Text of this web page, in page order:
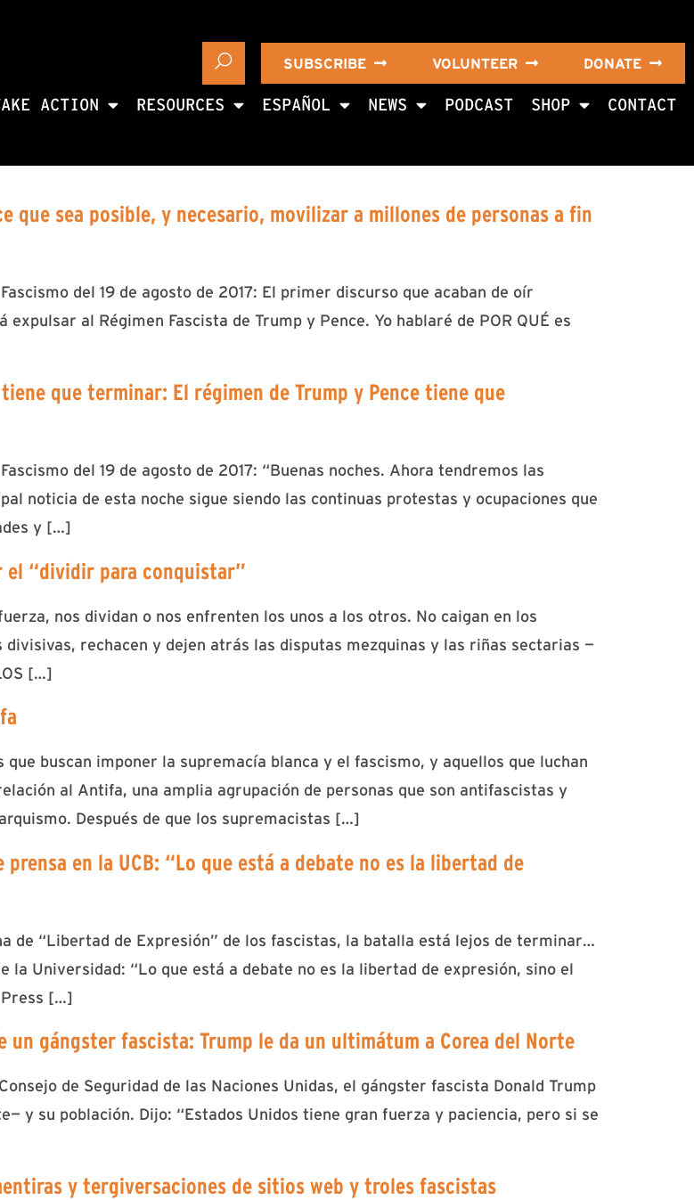
SUBSCRIBE VOLUNTEER DONATE
ACTION RESOURCES ESPAÑOL NEWS PODCAST SHOP CONTACT
que sea posible, y necesario, movilizar a millones de personas a fin
del 19 de agosto de 2017: El primer discurso que acaban de oír
al Régimen Fascista de Trump y Pence. Yo hablaré de POR QUÉ es
que terminar: El régimen de Trump y Pence tiene que
del 19 de agosto de 2017: “Buenas noches. Ahora tendremos las
noticia de esta noche sigue siendo las continuas protestas y ocupaciones que
y […]
el “dividir para conquistar”
nos dividan o nos enfrenten los unos a los otros. No caigan en los
rechacen y dejen atrás las disputas mezquinas y las riñas sectarias —
[…]
buscan imponer la supremacía blanca y el fascismo, y aquellos que luchan
al Antifa, una amplia agrupación de personas que son antifascistas y
Después de que los supremacistas […]
en la UCB: “Lo que está a debate no es la libertad de
de “Libertad de Expresión” de los fascistas, la batalla está lejos de terminar…
la Universidad: “Lo que está a debate no es la libertad de expresión, sino el
Press […]
un gángster fascista: Trump le da un ultimátum a Corea del Norte
de Seguridad de las Naciones Unidas, el gángster fascista Donald Trump
y su población. Dijo: “Estados Unidos tiene gran fuerza y paciencia, pero si se
y tergiversaciones de sitios web y troles fascistas